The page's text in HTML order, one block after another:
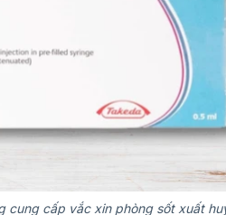
cung cấp vắc xin phòng sốt xuất